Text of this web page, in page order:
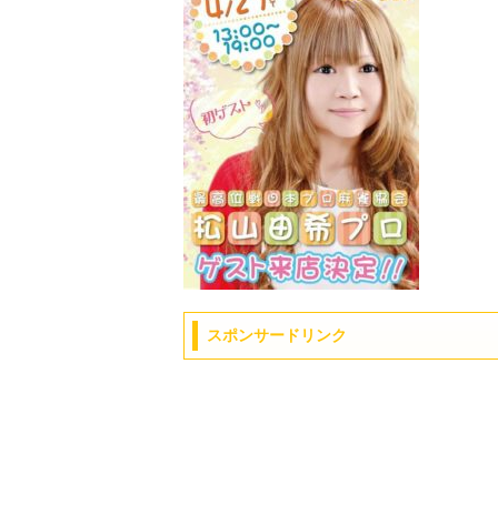
スポンサードリンク